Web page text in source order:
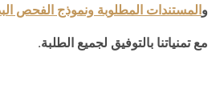
والمستندات المطلوبة ونموذج الفحص
مع تمنياتنا بالتوفيق لجميع الطلبة.